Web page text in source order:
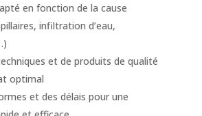
en fonction de la cause
infiltration d’eau,
et de produits de qualité
optimal
et des délais pour une